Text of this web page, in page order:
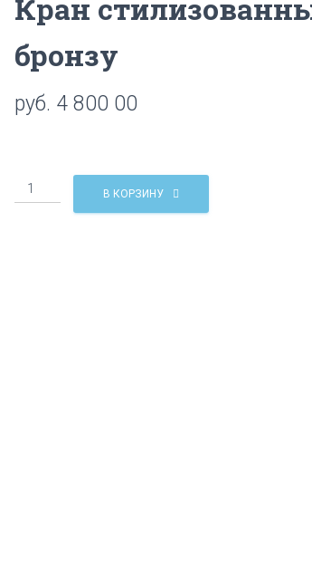
Кран
бронзу
руб. 4 800 00
Количество
Кран
В КОРЗИНУ